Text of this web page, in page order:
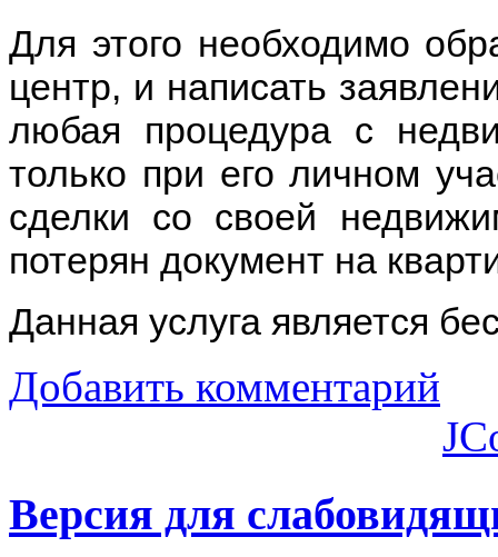
Для этого необходимо
центр, и написать
любая процедура с
только при его личном
сделки со своей
потерян документ на
Данная услуга является
Добавить комментарий
Версия для